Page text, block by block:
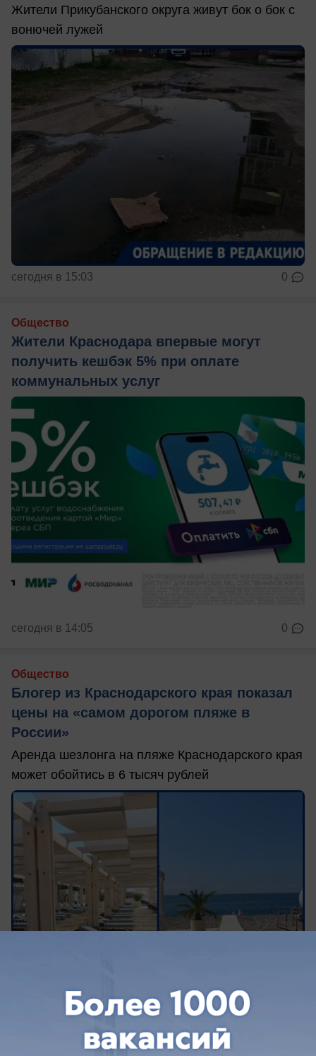
Жители Прикубанского округа живут бок о бок с
вонючей лужей
сегодня в 15:03 0
Общество
Жители Краснодара впервые могут
получить кешбэк 5% при оплате
коммунальных услуг
сегодня в 14:05 0
Общество
Блогер из Краснодарского края показал
цены на «самом дорогом пляже в
России»
Аренда шезлонга на пляже Краснодарского края
может обойтись в 6 тысяч рублей